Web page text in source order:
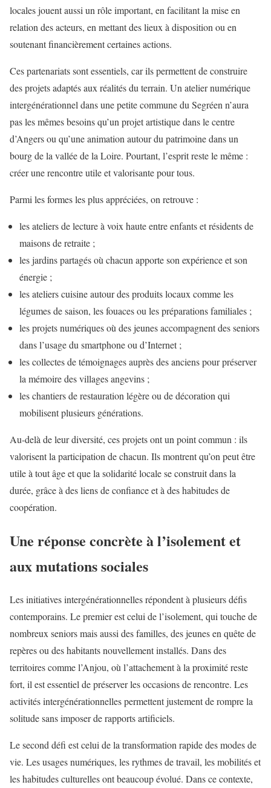
locales jouent aussi un rôle important, en facilitant la mise en
relation des acteurs, en mettant des lieux à disposition ou en
soutenant financièrement certaines actions.
Ces partenariats sont essentiels, car ils permettent de construire
des projets adaptés aux réalités du terrain. Un atelier numérique
intergénérationnel dans une petite commune du Segréen n’aura
pas les mêmes besoins qu’un projet artistique dans le centre
d’Angers ou qu’une animation autour du patrimoine dans un
bourg de la vallée de la Loire. Pourtant, l’esprit reste le même :
créer une rencontre utile et valorisante pour tous.
Parmi les formes les plus appréciées, on retrouve :
les ateliers de lecture à voix haute entre enfants et résidents de
maisons de retraite ;
les jardins partagés où chacun apporte son expérience et son
énergie ;
les ateliers cuisine autour des produits locaux comme les
légumes de saison, les fouaces ou les préparations familiales ;
les projets numériques où des jeunes accompagnent des seniors
dans l’usage du smartphone ou d’Internet ;
les collectes de témoignages auprès des anciens pour préserver
la mémoire des villages angevins ;
les chantiers de restauration légère ou de décoration qui
mobilisent plusieurs générations.
Au-delà de leur diversité, ces projets ont un point commun : ils
valorisent la participation de chacun. Ils montrent qu’on peut être
utile à tout âge et que la solidarité locale se construit dans la
durée, grâce à des liens de confiance et à des habitudes de
coopération.
Une réponse concrète à l’isolement et
aux mutations sociales
Les initiatives intergénérationnelles répondent à plusieurs défis
contemporains. Le premier est celui de l’isolement, qui touche de
nombreux seniors mais aussi des familles, des jeunes en quête de
repères ou des habitants nouvellement installés. Dans des
territoires comme l’Anjou, où l’attachement à la proximité reste
fort, il est essentiel de préserver les occasions de rencontre. Les
activités intergénérationnelles permettent justement de rompre la
solitude sans imposer de rapports artificiels.
Le second défi est celui de la transformation rapide des modes de
vie. Les usages numériques, les rythmes de travail, les mobilités et
les habitudes culturelles ont beaucoup évolué. Dans ce contexte,